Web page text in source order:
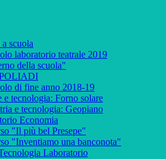
scuola
laboratorio teatrale 2019
della scuola"
di fine anno 2018-19
e tecnologia: Forno solare
e tecnologia: Geopiano
Economia
"Il più bel Presepe"
"Inventiamo una banconota"
Laboratorio